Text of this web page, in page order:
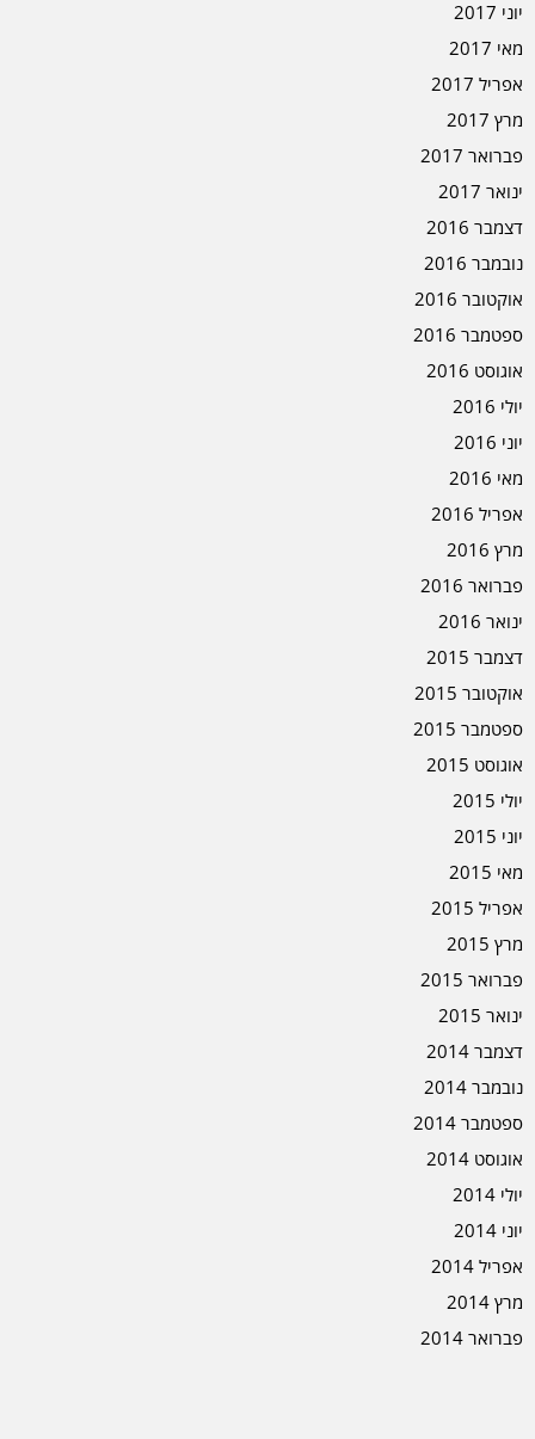
יוני 2017
מאי 2017
אפריל 2017
מרץ 2017
פברואר 2017
ינואר 2017
דצמבר 2016
נובמבר 2016
אוקטובר 2016
ספטמבר 2016
אוגוסט 2016
יולי 2016
יוני 2016
מאי 2016
אפריל 2016
מרץ 2016
פברואר 2016
ינואר 2016
דצמבר 2015
אוקטובר 2015
ספטמבר 2015
אוגוסט 2015
יולי 2015
יוני 2015
מאי 2015
אפריל 2015
מרץ 2015
פברואר 2015
ינואר 2015
דצמבר 2014
נובמבר 2014
ספטמבר 2014
אוגוסט 2014
יולי 2014
יוני 2014
אפריל 2014
מרץ 2014
פברואר 2014